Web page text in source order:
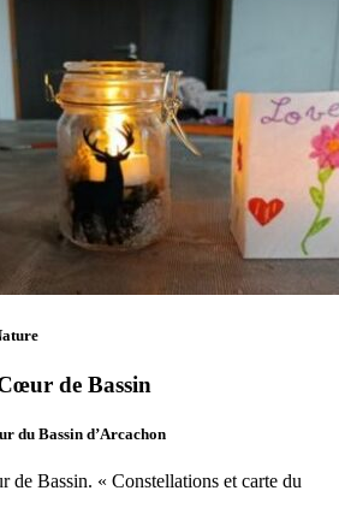
de Bassin
du Bassin d’Arcachon
de Bassin. « Constellations et carte du